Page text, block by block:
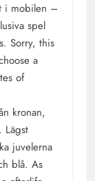
i mobilen –
spel
Sorry, this
a
of
kronan,
Lägst
juvelerna
blå. As